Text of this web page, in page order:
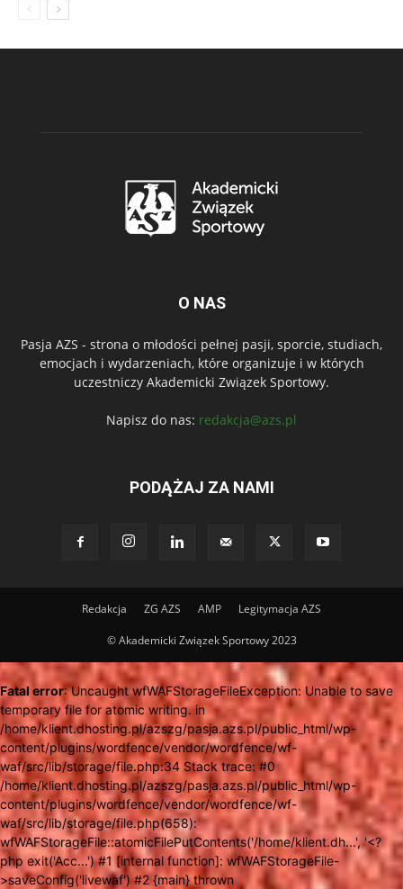
O NAS
Pasja AZS - strona o młodości pełnej pasji, sporcie, studiach,
emocjach i wydarzeniach, które organizuje i w których
uczestniczy Akademicki Związek Sportowy.
Napisz do nas: redakcja@azs.pl
PODĄŻAJ ZA NAMI
Redakcja ZG AZS AMP Legitymacja AZS
© Akademicki Związek Sportowy 2023
Fatal error: Uncaught wfWAFStorageFileException: Unable to save
temporary file for atomic writing. in
/home/klient.dhosting.pl/azszg/pasja.azs.pl/public_html/wp-
content/plugins/wordfence/vendor/wordfence/wf-
waf/src/lib/storage/file.php:34 Stack trace: #0
/home/klient.dhosting.pl/azszg/pasja.azs.pl/public_html/wp-
content/plugins/wordfence/vendor/wordfence/wf-
waf/src/lib/storage/file.php(658):
wfWAFStorageFile::atomicFilePutContents('/home/klient.dh...', '<?
php exit('Acc...') #1 [internal function]: wfWAFStorageFile-
>saveConfig('livewaf') #2 {main} thrown